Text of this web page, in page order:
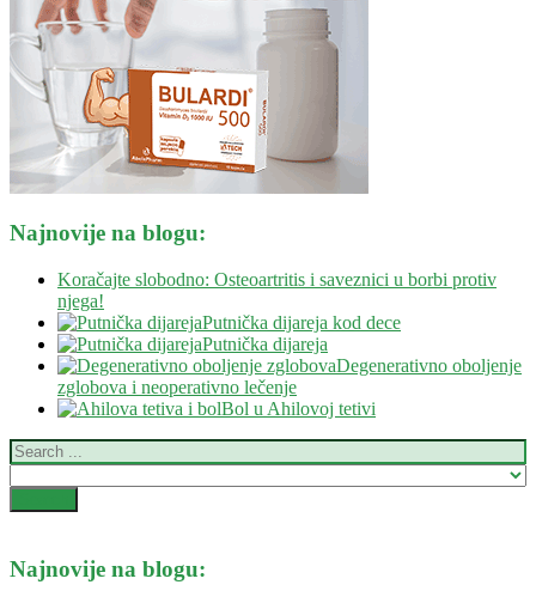
Najnovije na blogu:
Koračajte slobodno: Osteoartritis i saveznici u borbi protiv
njega!
Putnička dijareja kod dece
Putnička dijareja
Degenerativno oboljenje
zglobova i neoperativno lečenje
Bol u Ahilovoj tetivi
Najnovije na blogu: